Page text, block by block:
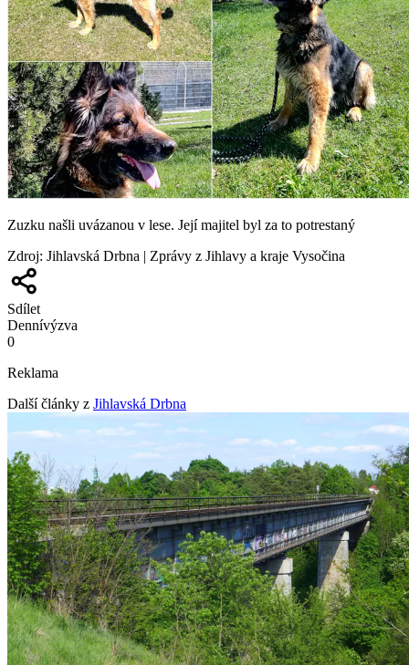
Zuzku našli uvázanou v lese. Její majitel byl za to potrestaný
Zdroj: Jihlavská Drbna | Zprávy z Jihlavy a kraje Vysočina
Sdílet
Dennívýzva
0
Reklama
Další články z Jihlavská Drbna